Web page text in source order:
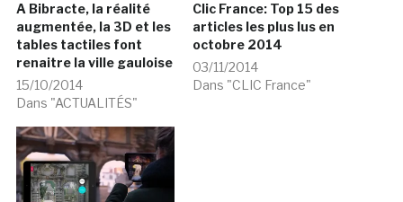
A Bibracte, la réalité
augmentée, la 3D et les
tables tactiles font
renaitre la ville gauloise
15/10/2014
Dans "ACTUALITÉS"
Clic France: Top 15 des
articles les plus lus en
octobre 2014
03/11/2014
Dans "CLIC France"